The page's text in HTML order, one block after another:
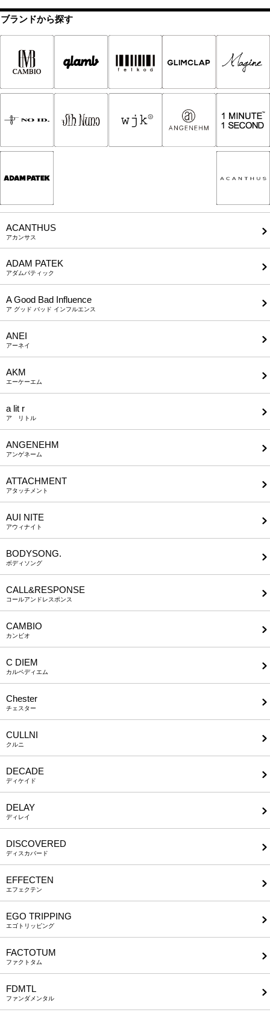
ブランドから探す
ACANTHUS
アカンサス
ADAM PATEK
アダムパティック
A Good Bad Influence
ア グッド バッド インフルエンス
ANEI
アーネイ
AKM
エーケーエム
a lit r
ア リトル
ANGENEHM
アンゲネーム
ATTACHMENT
アタッチメント
AUI NITE
アウィナイト
BODYSONG.
ボディソング
CALL&RESPONSE
コールアンドレスポンス
CAMBIO
カンビオ
C DIEM
カルペディエム
Chester
チェスター
CULLNI
クルニ
DECADE
ディケイド
DELAY
ディレイ
DISCOVERED
ディスカバード
EFFECTEN
エフェクテン
EGO TRIPPING
エゴトリッピング
FACTOTUM
ファクトタム
FDMTL
ファンダメンタル